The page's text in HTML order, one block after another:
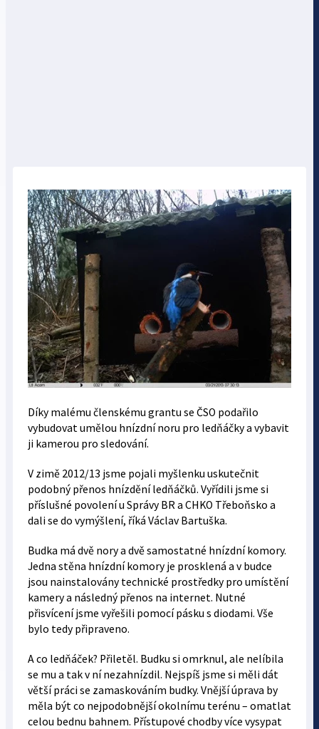
Díky malému členskému grantu se ČSO podařilo
vybudovat umělou hnízdní noru pro ledňáčky a vybavit
ji kamerou pro sledování.
V zimě 2012/13 jsme pojali myšlenku uskutečnit
podobný přenos hnízdění ledňáčků. Vyřídili jsme si
příslušné povolení u Správy BR a CHKO Třeboňsko a
dali se do vymýšlení, říká Václav Bartuška.
Budka má dvě nory a dvě samostatné hnízdní komory.
Jedna stěna hnízdní komory je prosklená a v budce
jsou nainstalovány technické prostředky pro umístění
kamery a následný přenos na internet. Nutné
přisvícení jsme vyřešili pomocí pásku s diodami. Vše
bylo tedy připraveno.
A co ledňáček? Přiletěl. Budku si omrknul, ale nelíbila
se mu a tak v ní nezahnízdil. Nejspíš jsme si měli dát
větší práci se zamaskováním budky. Vnější úprava by
měla být co nejpodobnější okolnímu terénu – omatlat
celou bednu bahnem. Přístupové chodby více vysypat